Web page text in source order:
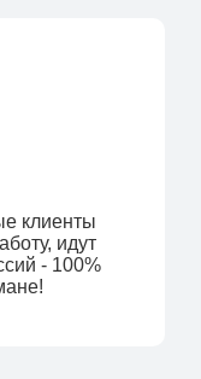
клиенты
идут
- 100%